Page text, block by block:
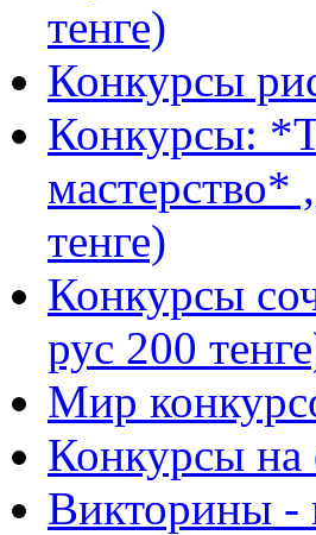
тенге)
Конкурсы
Конкурсы:
мастерство*
тенге)
Конкурсы
рус 200
Мир
Конкурсы на
Викторины -